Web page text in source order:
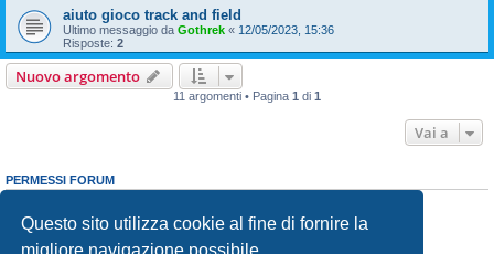
Questo sito utilizza cookie al fine di fornire la
migliore navigazione possibile
aiuto gioco track and field
Ultimo messaggio da Gothrek « 12/05/2023, 15:36
Risposte: 2
Nuovo argomento
11 argomenti • Pagina 1 di 1
Vai a
PERMESSI FORUM
Non puoi
rispondere negli argomenti
Non puoimodificare i tuoi messaggi
Non puoicancellare i tuoi messaggi